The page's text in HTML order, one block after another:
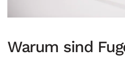
Warum sind